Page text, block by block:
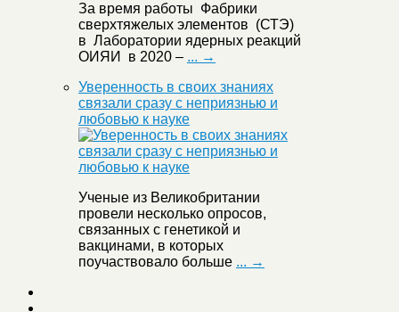
За время работы Фабрики
сверхтяжелых элементов (СТЭ)
в Лаборатории ядерных реакций
ОИЯИ в 2020 – ... →
Уверенность в своих знаниях
связали сразу с неприязнью и
любовью к науке
Ученые из Великобритании
провели несколько опросов,
связанных с генетикой и
вакцинами, в которых
поучаствовало больше ... →